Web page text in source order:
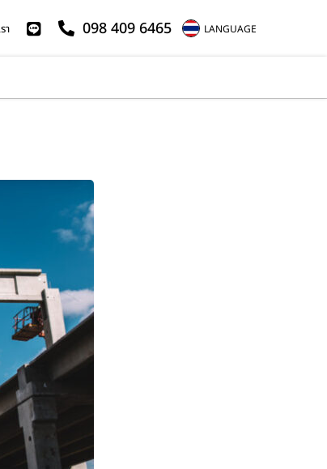
า 098 409 6465 LANGUAGE